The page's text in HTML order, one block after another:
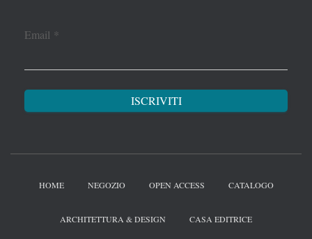
Email *
HOME NEGOZIO OPEN ACCESS CATALOGO
ARCHITETTURA & DESIGN CASA EDITRICE